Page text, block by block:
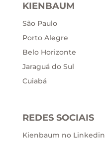
KIENBAUM
São Paulo
Porto Alegre
Belo Horizonte
Jaraguá do Sul
Cuiabá
REDES SOCIAIS
Kienbaum no Linkedin